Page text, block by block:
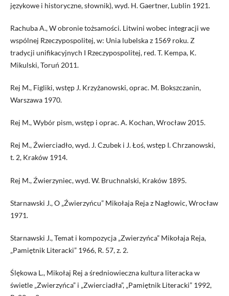
językowe i historyczne, słownik), wyd. H. Gaertner, Lublin 1921.
Rachuba A., W obronie tożsamości. Litwini wobec integracji we
wspólnej Rzeczypospolitej, w: Unia lubelska z 1569 roku. Z
tradycji unifikacyjnych I Rzeczypospolitej, red. T. Kempa, K.
Mikulski, Toruń 2011.
Rej M., Figliki, wstęp J. Krzyżanowski, oprac. M. Bokszczanin,
Warszawa 1970.
Rej M., Wybór pism, wstęp i oprac. A. Kochan, Wrocław 2015.
Rej M., Źwierciadło, wyd. J. Czubek i J. Łoś, wstęp I. Chrzanowski,
t. 2, Kraków 1914.
Rej M., Źwierzyniec, wyd. W. Bruchnalski, Kraków 1895.
Starnawski J., O „Źwierzyńcu” Mikołaja Reja z Nagłowic, Wrocław
1971.
Starnawski J., Temat i kompozycja „Zwierzyńca” Mikołaja Reja,
„Pamiętnik Literacki” 1966, R. 57, z. 2.
Ślękowa L., Mikołaj Rej a średniowieczna kultura literacka w
świetle „Zwierzyńca” i „Zwierciadła”, „Pamiętnik Literacki” 1992,